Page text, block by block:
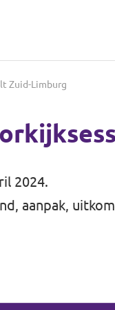
Zuid-Limburg
2024.
aanpak,